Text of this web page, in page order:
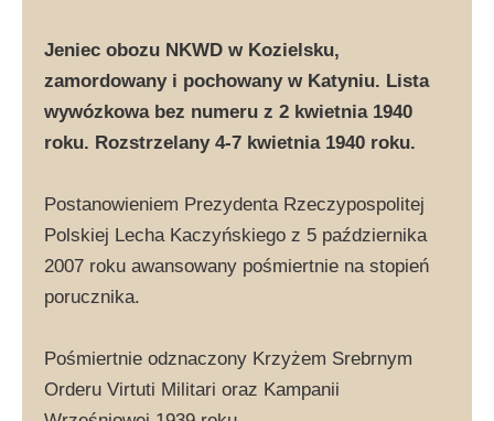
Jeniec obozu NKWD w Kozielsku,
zamordowany i pochowany w Katyniu. Lista
wywózkowa bez numeru z 2 kwietnia 1940
roku. Rozstrzelany 4-7 kwietnia 1940 roku.
Postanowieniem Prezydenta Rzeczypospolitej
Polskiej Lecha Kaczyńskiego z 5 października
2007 roku awansowany pośmiertnie na stopień
porucznika.
Pośmiertnie odznaczony Krzyżem Srebrnym
Orderu Virtuti Militari oraz Kampanii